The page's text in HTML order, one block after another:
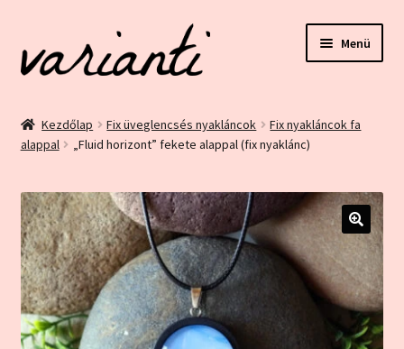
a
navigációhoz
a
tartalomba
Menü
ÁSZF és Adatvédelem
Blog
Bolt
Ez egy minta oldal
Fiókom
Kezdőlap Fix üveglencsés nyakláncok
Fix nyakláncok fa
alappal
„Fluid horizont” fekete alappal (fix nyaklánc)
🔍